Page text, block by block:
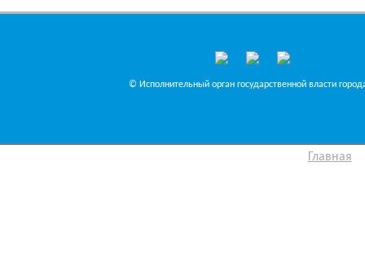
© Исполнительный орган государственной власти
Главная